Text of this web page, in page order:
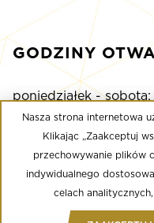
GODZINY
poniedziałek -
niedziela: 9:00 - 21:00
Multikino
poniedziałek -
Well Fitness
Nasza strona internetowa
Klikając „Zaakceptuj
przechowywanie plików
indywidualnego
celach